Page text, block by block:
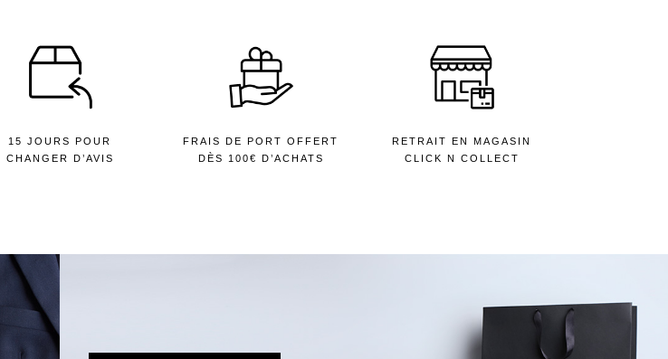
15 JOURS POUR
CHANGER D’AVIS
FRAIS DE PORT OFFERT
DÈS 100€ D’ACHATS
RETRAIT EN MAGASIN
CLICK N COLLECT